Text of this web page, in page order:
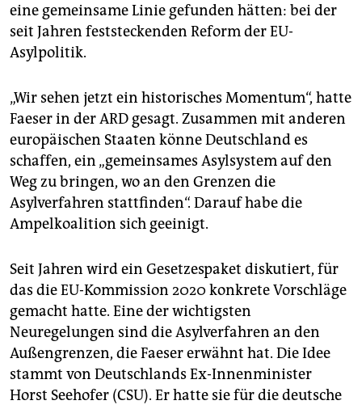
epaper login
eine gemeinsame Linie gefunden hätten: bei der
seit Jahren feststeckenden Reform der EU-
Asylpolitik.
„Wir sehen jetzt ein historisches Momentum“, hatte
Faeser in der ARD gesagt. Zusammen mit anderen
europäischen Staaten könne Deutschland es
schaffen, ein „gemeinsames Asylsystem auf den
Weg zu bringen, wo an den Grenzen die
Asylverfahren stattfinden“. Darauf habe die
Ampelkoalition sich geeinigt.
Seit Jahren wird ein Gesetzespaket diskutiert, für
das die EU-Kommission 2020 konkrete Vorschläge
gemacht hatte. Eine der wichtigsten
Neuregelungen sind die Asylverfahren an den
Außengrenzen, die Faeser erwähnt hat. Die Idee
stammt von Deutschlands Ex-Innenminister
Horst Seehofer (CSU). Er hatte sie für die deutsche